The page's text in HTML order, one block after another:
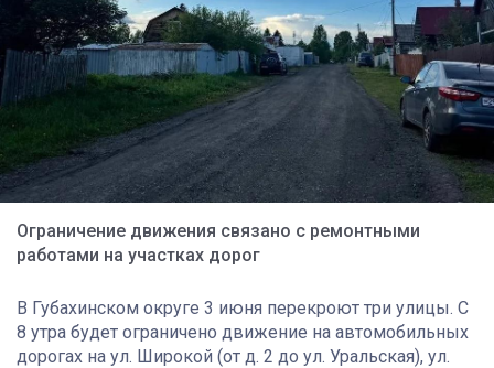
Ограничение движения связано с ремонтными
работами на участках дорог
В Губахинском округе 3 июня перекроют три улицы. С
8 утра будет ограничено движение на автомобильных
дорогах на ул. Широкой (от д. 2 до ул. Уральская), ул.